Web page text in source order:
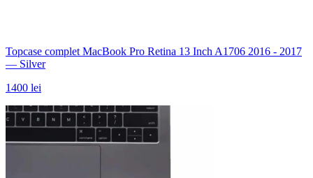
Topcase complet MacBook Pro Retina 13 Inch A1706 2016 - 2017
— Silver
1400 lei